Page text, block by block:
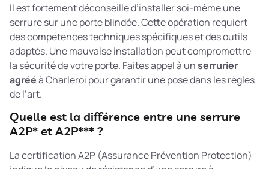
Il est fortement déconseillé d’installer soi-même une
serrure sur une porte blindée. Cette opération requiert
des compétences techniques spécifiques et des outils
adaptés. Une mauvaise installation peut compromettre
la sécurité de votre porte. Faites appel à unserrurier
agrééà Charleroi pour garantir une pose dans les règles
de l’art.
Quelle est la différence entre une serrure
A2P* et A2P*** ?
La certification A2P (Assurance Prévention Protection)